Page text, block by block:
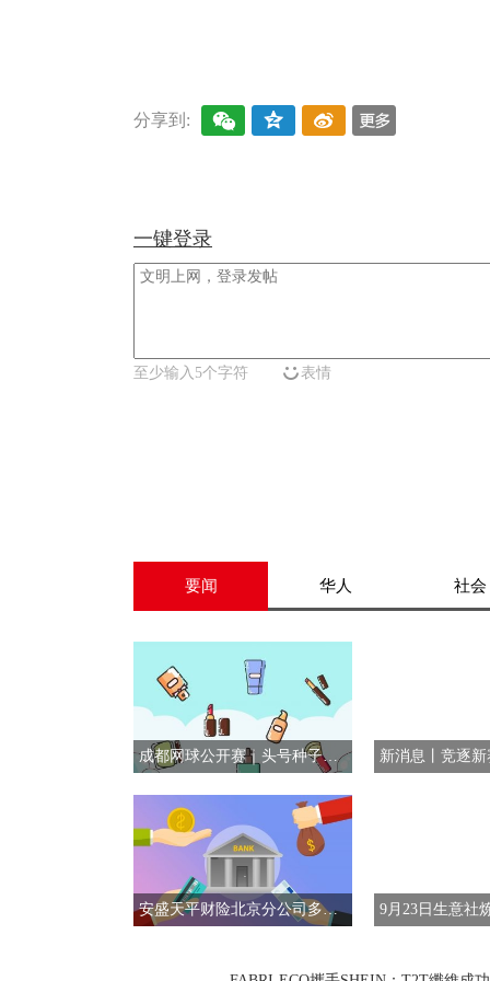
分享到:
一键登录
至少输入5个字符 表情
要闻 华人 社会
成都网球公开赛｜头号种子穆塞蒂与资格赛选手塔比洛会师决赛
安盛天平财险北京分公司多场景开展2025年“金融教育宣传周”活动惠及多元群体